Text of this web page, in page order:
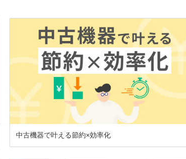
中古機器で叶える節約×効率化